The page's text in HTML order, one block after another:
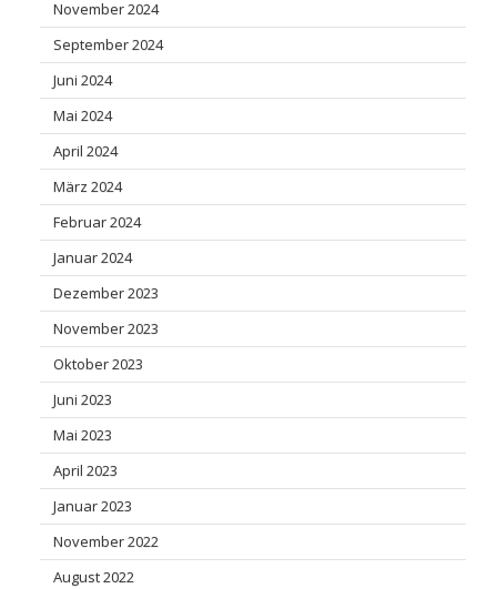
November 2024
September 2024
Juni 2024
Mai 2024
April 2024
März 2024
Februar 2024
Januar 2024
Dezember 2023
November 2023
Oktober 2023
Juni 2023
Mai 2023
April 2023
Januar 2023
November 2022
August 2022